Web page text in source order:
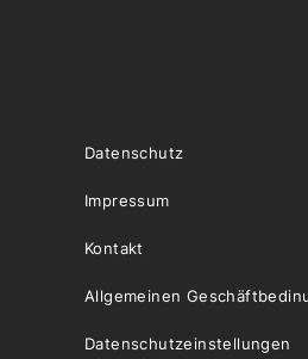
Datenschutz
Impressum
Kontakt
Allgemeinen
Datenschutzeinstellungen